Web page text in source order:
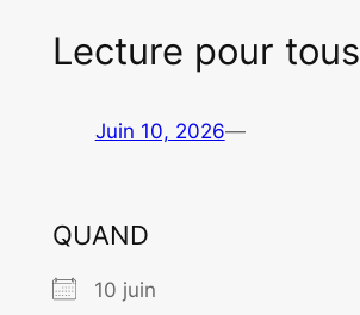
Lecture pour tous
Juin 10, 2026—
QUAND
10 juin